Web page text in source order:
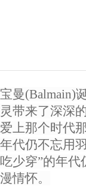
宝曼(Balmain)
灵带来了深深
爱上那个时代
年代仍不忘用
吃少穿”的年
漫情怀。